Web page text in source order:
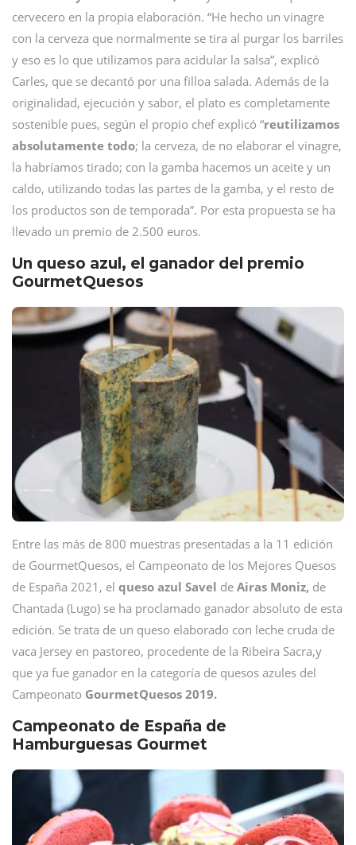
cervecero en la propia elaboración. “He hecho un vinagre
con la cerveza que normalmente se tira al purgar los barriles
y eso es lo que utilizamos para acidular la salsa”, explicó
Carles, que se decantó por una filloa salada. Además de la
originalidad, ejecución y sabor, el plato es completamente
sostenible pues, según el propio chef explicó “reutilizamos
absolutamente todo; la cerveza, de no elaborar el vinagre,
la habríamos tirado; con la gamba hacemos un aceite y un
caldo, utilizando todas las partes de la gamba, y el resto de
los productos son de temporada”. Por esta propuesta se ha
llevado un premio de 2.500 euros.
Un queso azul, el ganador del premio
GourmetQuesos
Entre las más de 800 muestras presentadas a la 11 edición
de GourmetQuesos, el Campeonato de los Mejores Quesos
de España 2021, el queso azul Savel de Airas Moniz, de
Chantada (Lugo) se ha proclamado ganador absoluto de esta
edición. Se trata de un queso elaborado con leche cruda de
vaca Jersey en pastoreo, procedente de la Ribeira Sacra,y
que ya fue ganador en la categoría de quesos azules del
Campeonato GourmetQuesos 2019.
Campeonato de España de
Hamburguesas Gourmet